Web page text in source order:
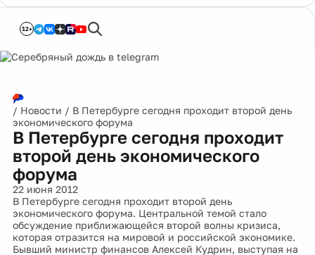
12+
/ Новости / В Петербурге сегодня проходит второй день
экономического форума
В Петербурге сегодня проходит
второй день экономического
форума
22 июня 2012
В Петербурге сегодня проходит второй день
экономического форума. Центральной темой стало
обсуждение приближающейся второй волны кризиса,
которая отразится на мировой и российской экономике.
Бывший министр финансов Алексей Кудрин, выступая на